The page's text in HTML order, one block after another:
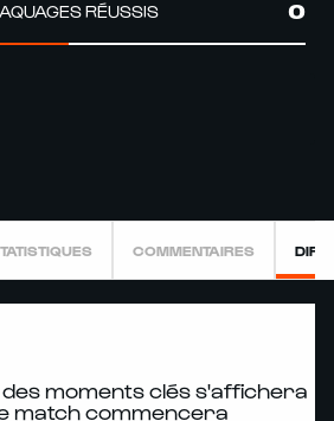
RÉUSSIS 0
COMMENTAIRES
moments clés s'affichera
match commencera